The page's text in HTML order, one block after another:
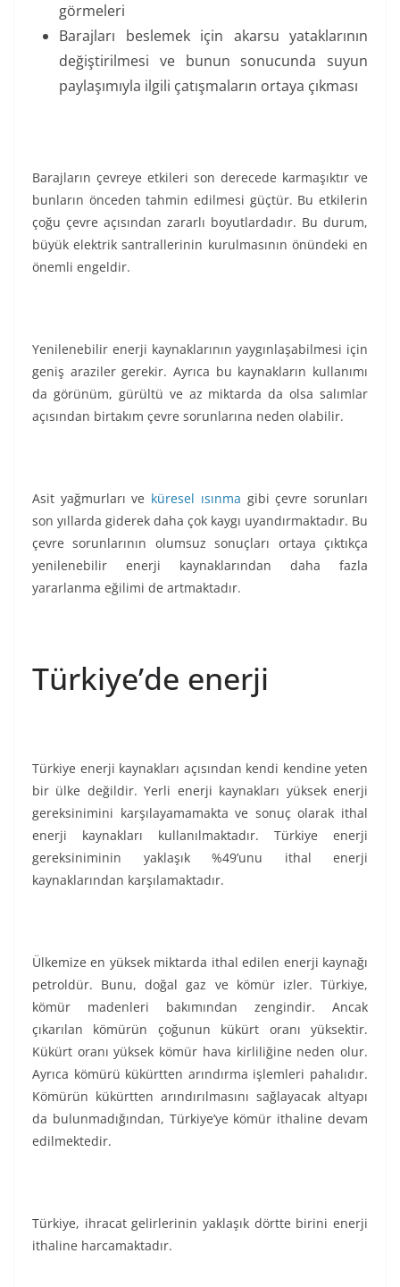
görmeleri
Barajları beslemek için akarsu yataklarının
değiştirilmesi ve bunun sonucunda suyun
paylaşımıyla ilgili çatışmaların ortaya çıkması
Barajların çevreye etkileri son derecede karmaşıktır ve
bunların önceden tahmin edilmesi güçtür. Bu etkilerin
çoğu çevre açısından zararlı boyutlardadır. Bu durum,
büyük elektrik santrallerinin kurulmasının önündeki en
önemli engeldir.
Yenilenebilir enerji kaynaklarının yaygınlaşabilmesi için
geniş araziler gerekir. Ayrıca bu kaynakların kullanımı
da görünüm, gürültü ve az miktarda da olsa salımlar
açısından birtakım çevre sorunlarına neden olabilir.
Asit yağmurları ve küresel ısınma gibi çevre sorunları
son yıllarda giderek daha çok kaygı uyandırmaktadır. Bu
çevre sorunlarının olumsuz sonuçları ortaya çıktıkça
yenilenebilir enerji kaynaklarından daha fazla
yararlanma eğilimi de artmaktadır.
Türkiye’de enerji
Türkiye enerji kaynakları açısından kendi kendine yeten
bir ülke değildir. Yerli enerji kaynakları yüksek enerji
gereksinimini karşılayamamakta ve sonuç olarak ithal
enerji kaynakları kullanılmaktadır. Türkiye enerji
gereksiniminin yaklaşık %49’unu ithal enerji
kaynaklarından karşılamaktadır.
Ülkemize en yüksek miktarda ithal edilen enerji kaynağı
petroldür. Bunu, doğal gaz ve kömür izler. Türkiye,
kömür madenleri bakımından zengindir. Ancak
çıkarılan kömürün çoğunun kükürt oranı yüksektir.
Kükürt oranı yüksek kömür hava kirliliğine neden olur.
Ayrıca kömürü kükürtten arındırma işlemleri pahalıdır.
Kömürün kükürtten arındırılmasını sağlayacak altyapı
da bulunmadığından, Türkiye’ye kömür ithaline devam
edilmektedir.
Türkiye, ihracat gelirlerinin yaklaşık dörtte birini enerji
ithaline harcamaktadır.